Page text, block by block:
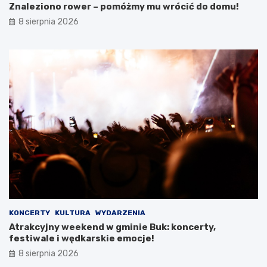
y
i
k
i
Znaleziono rower – pomóżmy mu wrócić do domu!
8 sierpnia 2026
KONCERTY KULTURA WYDARZENIA
Atrakcyjny weekend w gminie Buk: koncerty,
festiwale i wędkarskie emocje!
8 sierpnia 2026